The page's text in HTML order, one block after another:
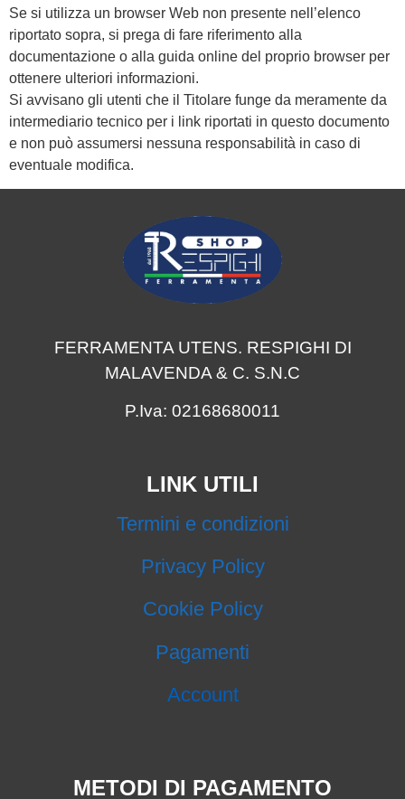
Se si utilizza un browser Web non presente nell’elenco
riportato sopra, si prega di fare riferimento alla
documentazione o alla guida online del proprio browser per
ottenere ulteriori informazioni.
Si avvisano gli utenti che il Titolare funge da meramente da
intermediario tecnico per i link riportati in questo documento
e non può assumersi nessuna responsabilità in caso di
eventuale modifica.
FERRAMENTA UTENS. RESPIGHI DI
MALAVENDA & C. S.N.C
P.Iva: 02168680011
LINK UTILI
Termini e condizioni
Privacy Policy
Cookie Policy
Pagamenti
Account
METODI DI PAGAMENTO